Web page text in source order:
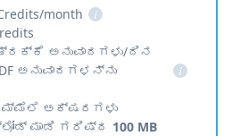
month
i
ಅನುವಾದಗಳು/ದಿನ
ಅನುವಾದಗಳನ್ನು
i
ಅಕ್ಷರಗಳು
ಮಾಡಿ ಗರಿಷ್ಠ 100 MB